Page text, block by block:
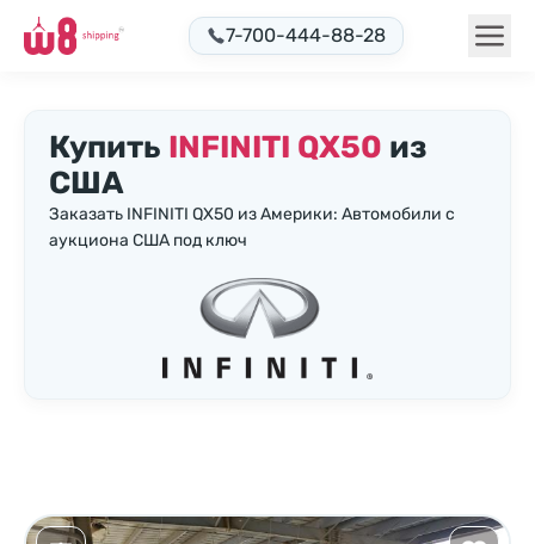
7-700-444-88-28
Купить INFINITI QX50 из
США
Заказать INFINITI QX50 из Америки: Автомобили с
аукциона США под ключ